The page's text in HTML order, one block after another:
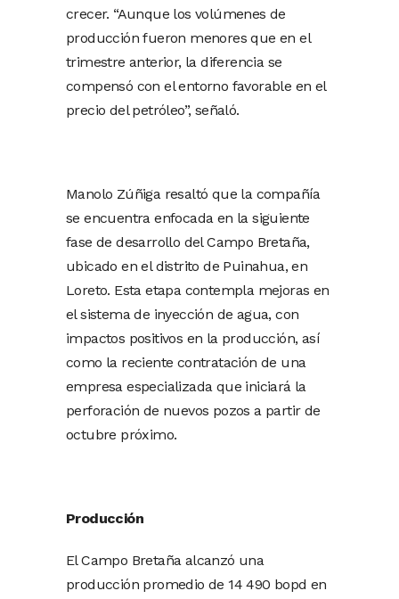
crecer. “Aunque los volúmenes de
producción fueron menores que en el
trimestre anterior, la diferencia se
compensó con el entorno favorable en el
precio del petróleo”, señaló.
Manolo Zúñiga resaltó que la compañía
se encuentra enfocada en la siguiente
fase de desarrollo del Campo Bretaña,
ubicado en el distrito de Puinahua, en
Loreto. Esta etapa contempla mejoras en
el sistema de inyección de agua, con
impactos positivos en la producción, así
como la reciente contratación de una
empresa especializada que iniciará la
perforación de nuevos pozos a partir de
octubre próximo.
Producción
El Campo Bretaña alcanzó una
producción promedio de 14 490 bopd en